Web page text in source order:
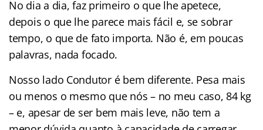
No dia a dia, faz primeiro o que lhe apetece,
depois o que lhe parece mais fácil e, se sobrar
tempo, o que de fato importa. Não é, em poucas
palavras, nada focado.
Nosso lado Condutor é bem diferente. Pesa mais
ou menos o mesmo que nós – no meu caso, 84 kg
– e, apesar de ser bem mais leve, não tem a